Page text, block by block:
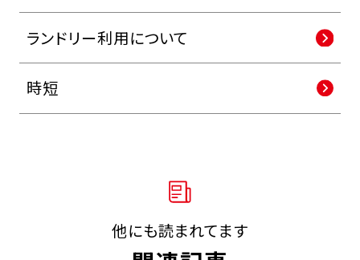
ランドリー利用について
時短
他にも読まれてます